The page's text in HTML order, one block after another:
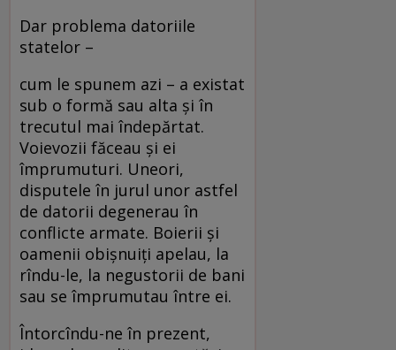
Dar problema datoriile
statelor –
cum le spunem azi – a existat
sub o formă sau alta şi în
trecutul mai îndepărtat.
Voievozii făceau şi ei
împrumuturi. Uneori,
disputele în jurul unor astfel
de datorii degenerau în
conflicte armate. Boierii şi
oamenii obişnuiţi apelau, la
rîndu-le, la negustorii de bani
sau se împrumutau între ei.
Întorcîndu-ne în prezent,